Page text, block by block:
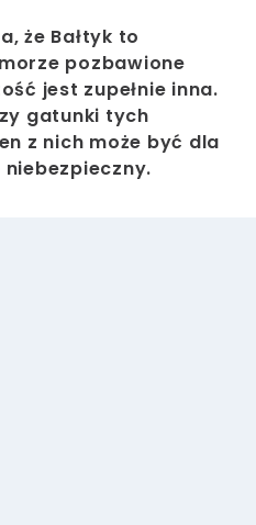
że Bałtyk to
pozbawione
jest zupełnie inna.
gatunki tych
z nich może być dla
niebezpieczny.